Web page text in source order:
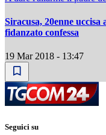
Siracusa, 20enne
fidanzato confessa
19 Mar 2018 - 13:47
Seguici su